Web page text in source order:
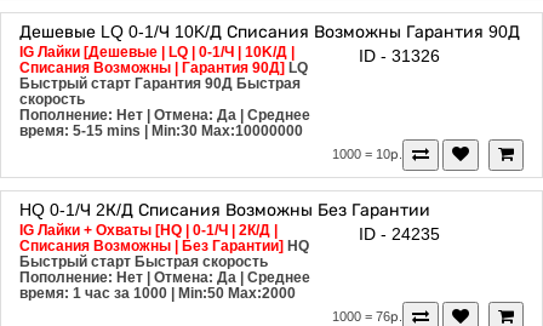
Дешевые LQ 0-1/Ч 10K/Д Списания Возможны Гарантия 90Д
IG Лайки [Дешевые | LQ | 0-1/Ч | 10K/Д |
Списания Возможны | Гарантия 90Д] LQ
Быстрый старт Гарантия 90Д Быстрая
скорость
Пополнение: Нет | Отмена: Да | Среднее
время: 5-15 mins
| Min:30 Max:10000000
ID - 31326
1000 = 10р.
HQ 0-1/Ч 2К/Д Списания Возможны Без Гарантии
IG Лайки + Охваты [HQ | 0-1/Ч | 2К/Д |
Списания Возможны | Без Гарантии] HQ
Быстрый старт Быстрая скорость
Пополнение: Нет | Отмена: Да | Среднее
время: 1 час за 1000
| Min:50 Max:2000
ID - 24235
1000 = 76р.